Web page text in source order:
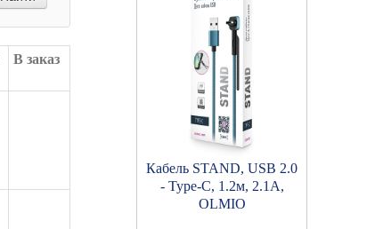
В заказ
Кабель STAND, USB 2.0
- Type-C, 1.2м, 2.1A,
OLMIO